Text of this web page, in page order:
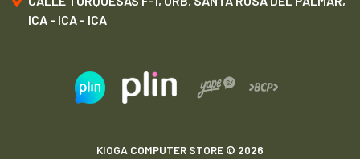
ICA - ICA - ICA
KIOGA COMPUTER STORE © 2026